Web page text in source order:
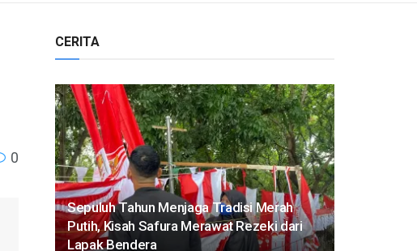
0
CERITA
Sepuluh Tahun Menjaga Tradisi Merah
Putih, Kisah Safura Merawat Rezeki dari
Lapak Bendera